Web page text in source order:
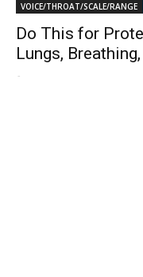
VOICE/THROAT/SCALE/RANGE
Do This for
Lungs,
-